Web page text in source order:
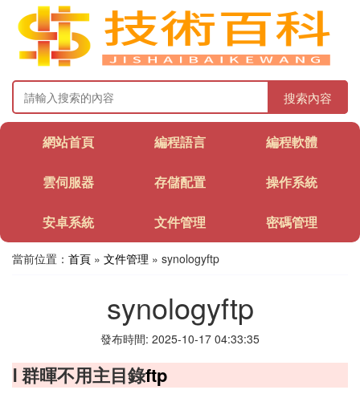
搜索內容
網站首頁 編程語言 編程軟體
雲伺服器 存儲配置 操作系統
安卓系統 文件管理 密碼管理
當前位置： 首頁 » 文件管理 » synologyftp
synologyftp
發布時間: 2025-10-17 04:33:35
Ⅰ 群暉不用主目錄ftp